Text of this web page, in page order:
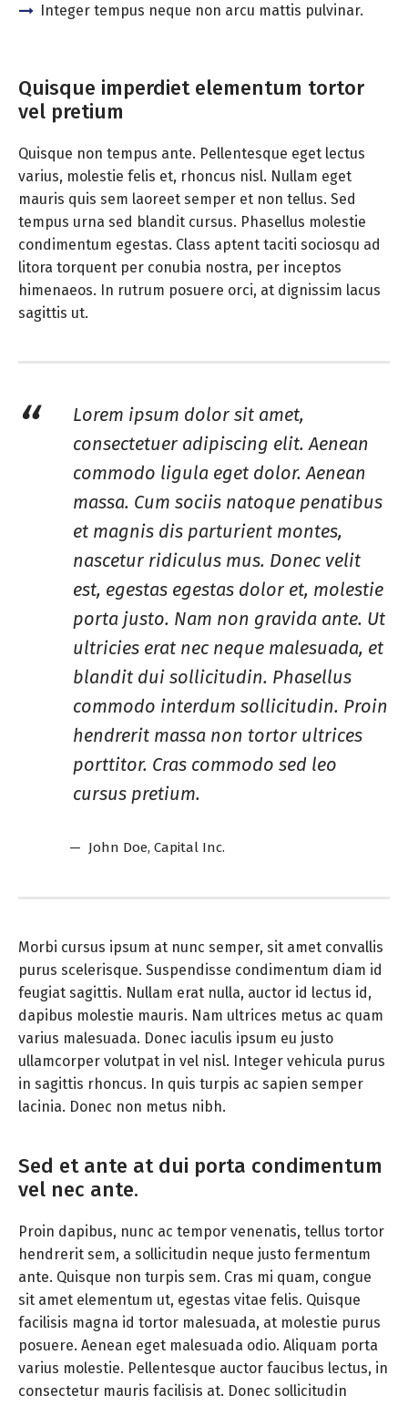
Integer tempus neque non arcu mattis pulvinar.
Quisque imperdiet elementum tortor
vel pretium
Quisque non tempus ante. Pellentesque eget lectus
varius, molestie felis et, rhoncus nisl. Nullam eget
mauris quis sem laoreet semper et non tellus. Sed
tempus urna sed blandit cursus. Phasellus molestie
condimentum egestas. Class aptent taciti sociosqu ad
litora torquent per conubia nostra, per inceptos
himenaeos. In rutrum posuere orci, at dignissim lacus
sagittis ut.
Lorem ipsum dolor sit amet,
consectetuer adipiscing elit. Aenean
commodo ligula eget dolor. Aenean
massa. Cum sociis natoque penatibus
et magnis dis parturient montes,
nascetur ridiculus mus. Donec velit
est, egestas egestas dolor et, molestie
porta justo. Nam non gravida ante. Ut
ultricies erat nec neque malesuada, et
blandit dui sollicitudin. Phasellus
commodo interdum sollicitudin. Proin
hendrerit massa non tortor ultrices
porttitor. Cras commodo sed leo
cursus pretium.
John Doe, Capital Inc.
Morbi cursus ipsum at nunc semper, sit amet convallis
purus scelerisque. Suspendisse condimentum diam id
feugiat sagittis. Nullam erat nulla, auctor id lectus id,
dapibus molestie mauris. Nam ultrices metus ac quam
varius malesuada. Donec iaculis ipsum eu justo
ullamcorper volutpat in vel nisl. Integer vehicula purus
in sagittis rhoncus. In quis turpis ac sapien semper
lacinia. Donec non metus nibh.
Sed et ante at dui porta condimentum
vel nec ante.
Proin dapibus, nunc ac tempor venenatis, tellus tortor
hendrerit sem, a sollicitudin neque justo fermentum
ante. Quisque non turpis sem. Cras mi quam, congue
sit amet elementum ut, egestas vitae felis. Quisque
facilisis magna id tortor malesuada, at molestie purus
posuere. Aenean eget malesuada odio. Aliquam porta
varius molestie. Pellentesque auctor faucibus lectus, in
consectetur mauris facilisis at. Donec sollicitudin